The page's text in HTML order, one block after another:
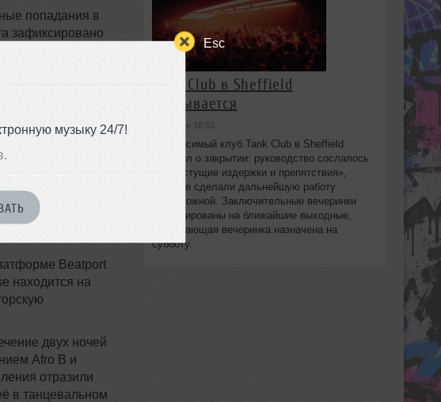
Esc
музыку 24/7!
попадания в
зафиксировано
ссылались
в карьере
подхода
Beatport
находится на
двух ночей
Afro B и
отразили
в танцевальном
Tank Club в Sheffield
закрывается
сегодня в 16:53
Независимый клуб Tank Club в Sheffield
объявил о закрытии: руководство сослалось
на «растущие издержки и препятствия»,
которые сделали дальнейшую работу
невозможной. Заключительные вечеринки
запланированы на ближайшие выходные,
закрывающая вечеринка назначена на
субботу.